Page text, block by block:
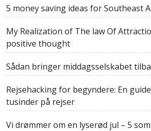
5 money saving ideas for Southeast
My Realization of The law Of
positive thought
Sådan bringer middagsselskabet
Rejsehacking for begyndere: En
tusinder på rejser
Vi drømmer om en lyserød jul – 5